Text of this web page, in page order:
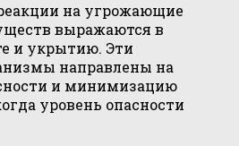
на угрожающие
выражаются в
и укрытию. Эти
направлены на
и минимизацию
уровень опасности